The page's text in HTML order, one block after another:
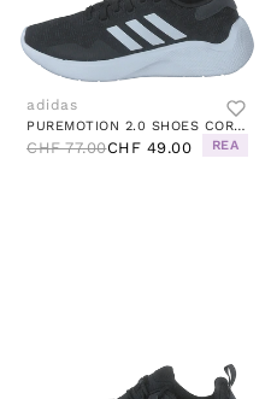
adidas
PUREMOTION 2.0 SHOES CORE BLACK / CLOUD WHITE / CARBON
CHF 77.00CHF 49.00 REA